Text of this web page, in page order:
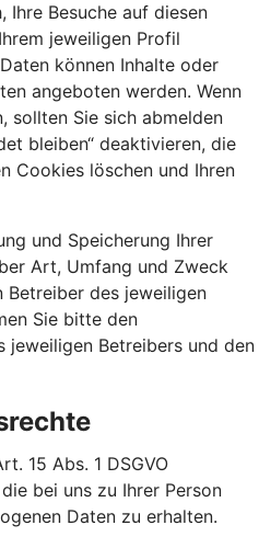
Ihre Besuche auf diesen
jeweiligen Profil
können Inhalte oder
angeboten werden. Wenn
sollten Sie sich abmelden
bleiben“ deaktivieren, die
Cookies löschen und Ihren
und Speicherung Ihrer
Art, Umfang und Zweck
Betreiber des jeweiligen
Sie bitte den
jeweiligen Betreibers und den
15 Abs. 1 DSGVO
bei uns zu Ihrer Person
Daten zu erhalten.